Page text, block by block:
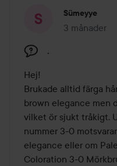
Sümeyye
3 månader
Inlägget
.
Hej!
Brukade alltid färga
brown elegance men
vilket ör sjukt tråkigt.
nummer 3-0
elegance eller om
Coloration 3-0